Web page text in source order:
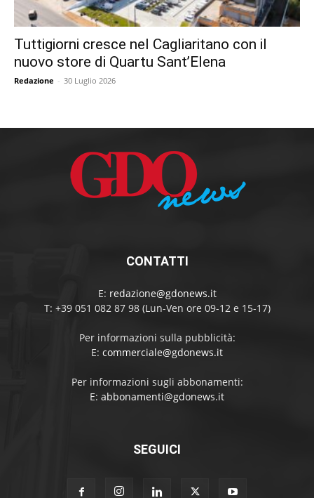
Tuttigiorni cresce nel Cagliaritano con il
nuovo store di Quartu Sant’Elena
Redazione - 30 Luglio 2026
CONTATTI
E: redazione@gdonews.it
T: +39 051 082 87 98 (Lun-Ven ore 09-12 e 15-17)
Per informazioni sulla pubblicità:
E: commerciale@gdonews.it
Per informazioni sugli abbonamenti:
E: abbonamenti@gdonews.it
SEGUICI